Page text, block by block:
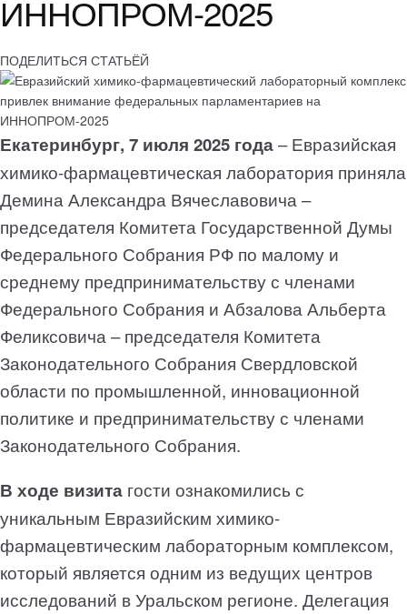
ИННОПРОМ-2025
ПОДЕЛИТЬСЯ СТАТЬЁЙ
Екатеринбург, 7 июля 2025 года– Евразийская
химико-фармацевтическая лаборатория приняла
Демина Александра Вячеславовича –
председателя Комитета Государственной Думы
Федерального Собрания РФ по малому и
среднему предпринимательству с членами
Федерального Собрания и Абзалова Альберта
Феликсовича – председателя Комитета
Законодательного Собрания Свердловской
области по промышленной, инновационной
политике и предпринимательству с членами
Законодательного Собрания.
В ходе визита гости ознакомились с
уникальным Евразийским химико-
фармацевтическим лабораторным комплексом,
который является одним из ведущих центров
исследований в Уральском регионе. Делегация